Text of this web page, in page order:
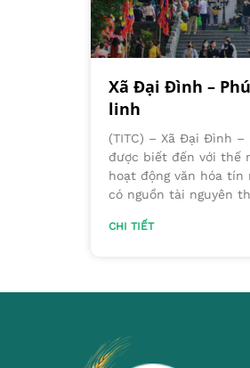
Xã Đại Đình –
linh
(TITC) – Xã Đại Đình
được biết đến với thế
hoạt động văn hóa
có nguồn tài nguyên
CHI TIẾT